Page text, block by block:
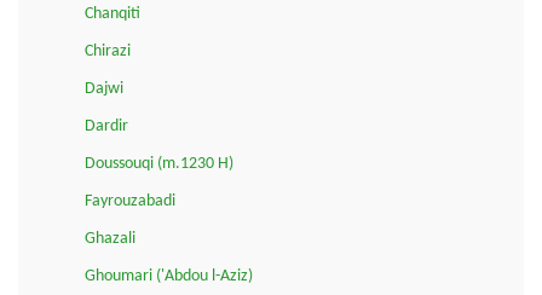
Chanqiti
Chirazi
Dajwi
Dardir
Doussouqi (m.1230 H)
Fayrouzabadi
Ghazali
Ghoumari ('Abdou l-Aziz)